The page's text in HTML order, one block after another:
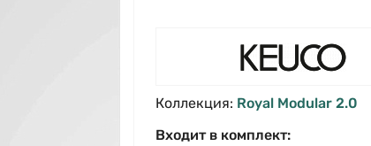
Коллекция: Royal Modular 2.0
Входит в комплект: